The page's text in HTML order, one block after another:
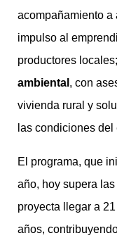
acompañamiento a
impulso al
productores
ambiental , con
vivienda rural y
las condiciones del
El programa, que
año, hoy supera las
proyecta llegar a
años,